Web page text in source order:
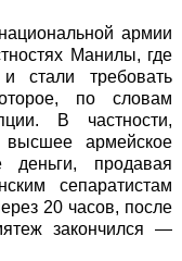
армии
Манилы, где
стали требовать
по словам
В частности,
высшее армейское
деньги, продавая
сепаратистам
20 часов, после
закончился —